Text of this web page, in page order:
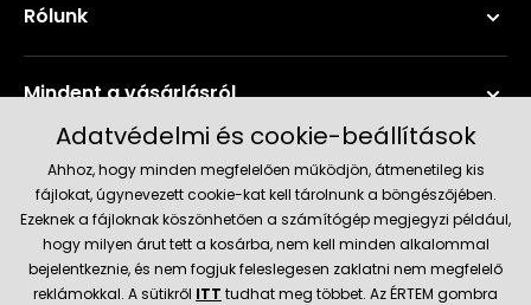
Rólunk
Mindent a vásárlásról
Szerviz és támogatás
Aktuális információk
Adatvédelmi és cookie-beállítások
Ahhoz, hogy minden megfelelően működjön, átmenetileg kis
fájlokat, úgynevezett cookie-kat kell tárolnunk a böngészőjében.
Ezeknek a fájloknak köszönhetően a számítógép megjegyzi például,
hogy milyen árut tett a kosárba, nem kell minden alkalommal
bejelentkeznie, és nem fogjuk feleslegesen zaklatni nem megfelelő
reklámokkal. A sütikről ITT tudhat meg többet. Az ÉRTEM gombra